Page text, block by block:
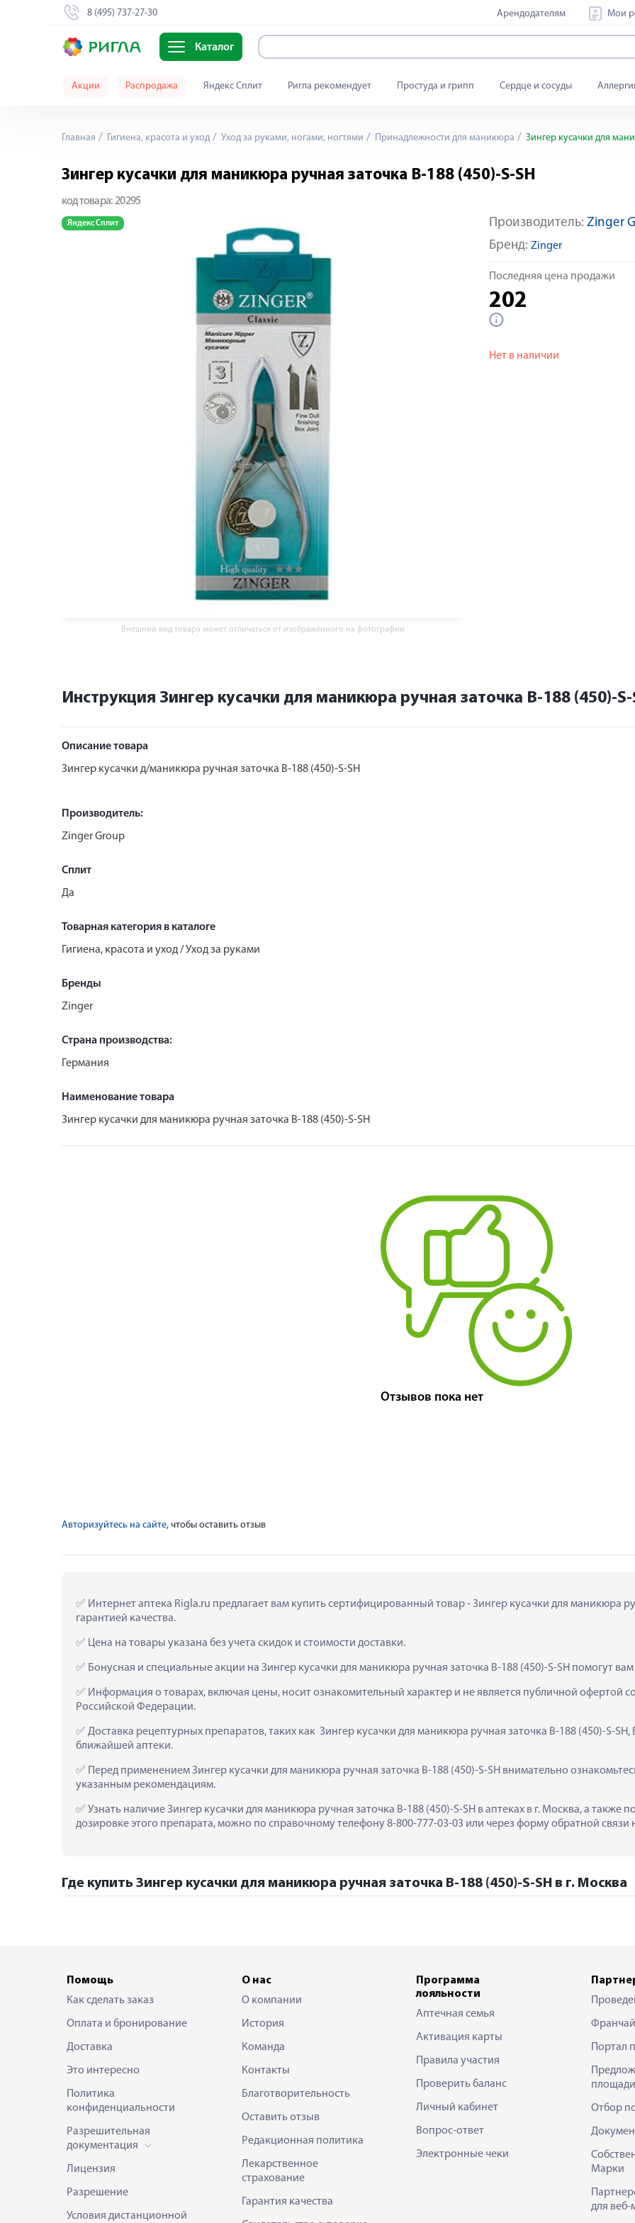
8 (495) 737-27-30 Арендодателям Мои
Каталог
Акции Распродажа Яндекс Сплит Ригла рекомендует Простуда и грипп Сердце и сосуды
Главная Гигиена, красота и уход Уход за руками, ногами, ногтями Принадлежности для маникюра Зингер кусачки для
Зингер кусачки для маникюра ручная заточка B-188 (450)-S-SH
код товара: 20295
Яндекс Сплит
Внешний вид товара может отличаться от изображённого на фотографии
Производитель: Zinger
Бренд: Zinger
Последняя цена продажи
202
Нет в наличии
Инструкция Зингер кусачки для маникюра ручная заточка B-188 (450)-S-
Описание товара
Зингер кусачки д/маникюра ручная заточка B-188 (450)-S-SH
Производитель:
Zinger Group
Сплит
Да
Товарная категория в каталоге
Гигиена, красота и уход / Уход за руками
Бренды
Zinger
Страна производства:
Германия
Наименование товара
Зингер кусачки для маникюра ручная заточка B-188 (450)-S-SH
Отзывов пока нет
Авторизуйтесь на сайте, чтобы оставить отзыв
Интернет аптека Rigla.ru предлагает вам купить сертифицированный товар - Зингер кусачки для маникюра
гарантией качества.
Цена на товары указана без учета скидок и стоимости доставки.
Бонусная и специальные акции на Зингер кусачки для маникюра ручная заточка B-188 (450)-S-SH помогут
Информация о товарах, включая цены, носит ознакомительный характер и не является публичной офертой
Российской Федерации.
Доставка рецептурных препаратов, таких как  Зингер кусачки для маникюра ручная заточка B-188 (450)-S-
ближайшей аптеки.
Перед применением Зингер кусачки для маникюра ручная заточка B-188 (450)-S-SH внимательно
указанным рекомендациям.
Узнать наличие Зингер кусачки для маникюра ручная заточка B-188 (450)-S-SH в аптеках в г. Москва, а
дозировке этого препарата, можно по справочному телефону 8-800-777-03-03 или через форму обратной связи
Где купить Зингер кусачки для маникюра ручная заточка B-188 (450)-S-SH в г. Москва
Помощь
Как сделать заказ
Оплата и бронирование
Доставка
Это интересно
Политика
конфиденциальности
Разрешительная
документация
Лицензия
Разрешение
Условия дистанционной
О нас
О компании
История
Команда
Контакты
Благотворительность
Оставить отзыв
Редакционная политика
Лекарственное
страхование
Гарантия качества
Программа
лояльности
Аптечная семья
Активация карты
Правила участия
Проверить баланс
Личный кабинет
Вопрос-ответ
Электронные чеки
Портал
Отбор
Марки
для веб-